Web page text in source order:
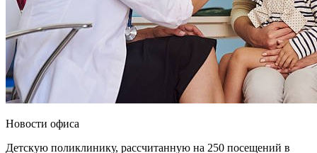
Новости офиса
Детскую поликлинику, рассчитанную на 250 посещений в